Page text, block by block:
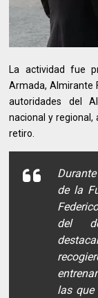
La actividad fue
Armada, Almirante
autoridades del
nacional y regional,
retiro.
de la
del
las que